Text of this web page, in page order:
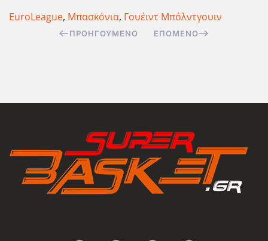
EuroLeague, Μπασκόνια, Γουέιντ Μπόλντγουιν
ΠΡΟΗΓΟΎΜΕΝΟ ΕΠΌΜΕΝΟ